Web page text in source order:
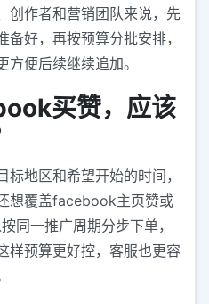
创作者和营销团队来说，先
好，再按预算分批安排，
便后续继续追加。
买赞，应该
地区和希望开始的时间，
想覆盖facebook主页赞或
同一推广周期分步下单，
样预算更好控，客服也更容